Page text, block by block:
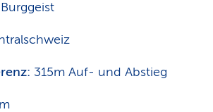
315m Auf- und Abstieg